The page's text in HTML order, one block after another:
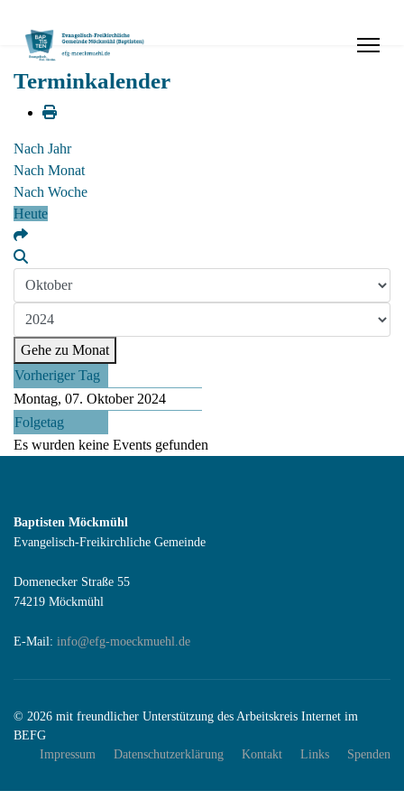
Terminkalender
Nach Jahr
Nach Monat
Nach Woche
Heute
Gehe zu Monat
Vorheriger Tag
Montag, 07. Oktober 2024
Folgetag
Es wurden keine Events gefunden
Baptisten Möckmühl
Evangelisch-Freikirchliche Gemeinde
Domenecker Straße 55
74219 Möckmühl
E-Mail: info@efg-moeckmuehl.de
© 2026 mit freundlicher Unterstützung des Arbeitskreis Internet im
BEFG
Impressum
Datenschutzerklärung Kontakt Links Spenden